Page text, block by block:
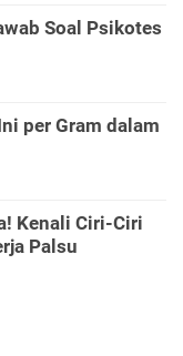
Soal Psikotes
per Gram dalam
Kenali Ciri-Ciri
Palsu